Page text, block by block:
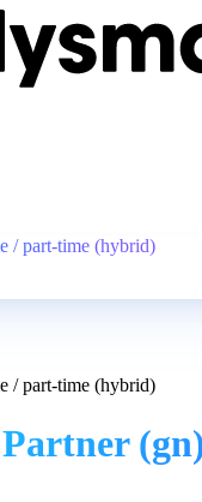
/ part-time (hybrid)
/ part-time (hybrid)
Partner